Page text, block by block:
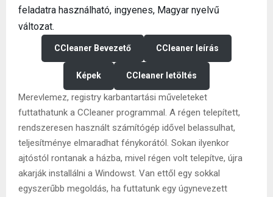
feladatra használható, ingyenes, Magyar nyelvű
változat.
CCleaner Bevezető CCleaner leírás
Képek CCleaner letöltés
Merevlemez, registry karbantartási műveleteket
futtathatunk a CCleaner programmal. A régen telepített,
rendszeresen használt számítógép idővel belassulhat,
teljesítménye elmaradhat fénykorától. Sokan ilyenkor
ajtóstól rontanak a házba, mivel régen volt telepítve, újra
akarják installálni a Windowst. Van ettől egy sokkal
egyszerűbb megoldás, ha futtatunk egy úgynevezett